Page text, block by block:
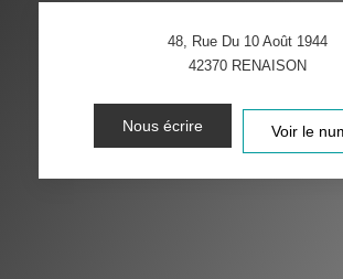
48, Rue Du 10 Août 1944
42370 RENAISON
Nous écrire Voir le